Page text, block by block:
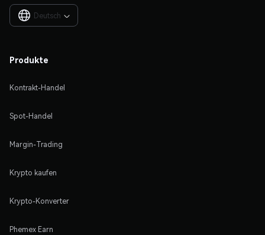
Deutsch 
Produkte
Kontrakt-Handel
Spot-Handel
Margin-Trading
Krypto kaufen
Krypto-Konverter
Phemex Earn